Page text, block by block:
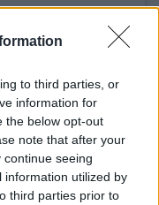
to third parties, or
information for
the below opt-out
note that after your
seeing
information utilized by
third parties prior to